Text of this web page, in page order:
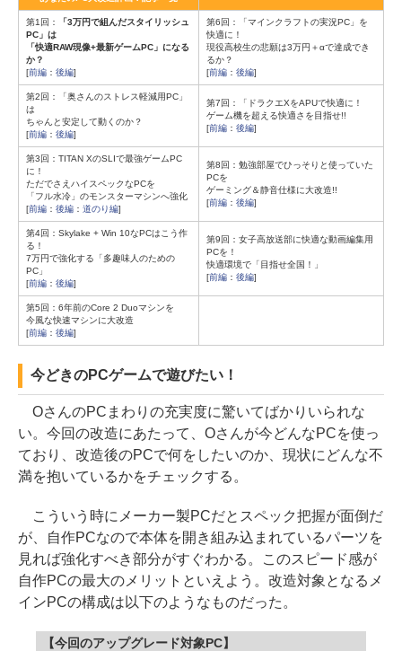
第1回：
「3万円で組んだスタイリッシュ
PC」は
「快適RAW現像+最新ゲームPC」になる
か？
[前編： 後編]
第6回：「マインクラフトの実況PC」を
快適に！
現役高校生の悲願は3万円＋αで達成でき
るか？
[前編： 後編]
第2回：「奥さんのストレス軽減用PC」
は
ちゃんと安定して動くのか？
[前編： 後編]
第7回：「ドラクエXをAPUで快適に！
ゲーム機を超える快適さを目指せ!!
[前編： 後編]
第3回：TITAN XのSLIで最強ゲームPC
に！
ただでさえハイスペックなPCを
「フル水冷」のモンスターマシンへ強化
[前編： 後編： 道のり編]
第8回：勉強部屋でひっそりと使っていた
PCを
ゲーミング＆静音仕様に大改造!!
[前編： 後編]
第4回：Skylake + Win 10なPCはこう作
る！
7万円で強化する「多趣味人のための
PC」
[前編： 後編]
第9回：女子高放送部に快適な動画編集用
PCを！
快適環境で「目指せ全国！」
[前編： 後編]
第5回：6年前のCore 2 Duoマシンを
今風な快速マシンに大改造
[前編： 後編]
今どきのPCゲームで遊びたい！
OさんのPCまわりの充実度に驚いてばかりいられな
い。今回の改造にあたって、Oさんが今どんなPCを使っ
ており、改造後のPCで何をしたいのか、現状にどんな不
満を抱いているかをチェックする。
こういう時にメーカー製PCだとスペック把握が面倒だ
が、自作PCなので本体を開き組み込まれているパーツを
見れば強化すべき部分がすぐわかる。このスピード感が
自作PCの最大のメリットといえよう。改造対象となるメ
インPCの構成は以下のようなものだった。
【今回のアップグレード対象PC】